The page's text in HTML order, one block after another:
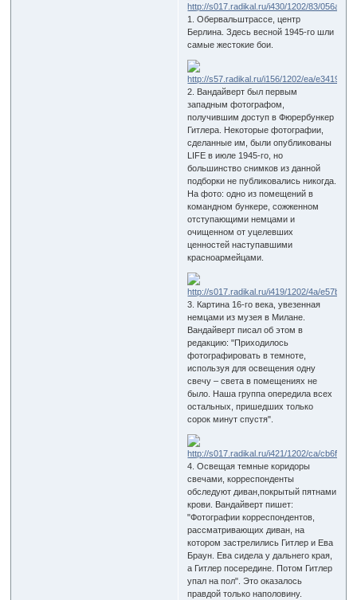
1. Обервальштрассе, центр
Берлина. Здесь весной 1945-го шли
самые жестокие бои.
2. Вандайверт был первым
западным фотографом,
получившим доступ в Фюрербункер
Гитлера. Некоторые фотографии,
сделанные им, были опубликованы
LIFE в июле 1945-го, но
большинство снимков из данной
подборки не публиковались никогда.
На фото: одно из помещений в
командном бункере, сожженном
отступающими немцами и
очищенном от уцелевших
ценностей наступавшими
красноармейцами.
3. Картина 16-го века, увезенная
немцами из музея в Милане.
Вандайверт писал об этом в
редакцию: "Приходилось
фотографировать в темноте,
используя для освещения одну
свечу – света в помещениях не
было. Наша группа опередила всех
остальных, пришедших только
сорок минут спустя".
4. Освещая темные коридоры
свечами, корреспонденты
обследуют диван,покрытый пятнами
крови. Вандайверт пишет:
"Фотографии корреспондентов,
рассматривающих диван, на
котором застрелились Гитлер и Ева
Браун. Ева сидела у дальнего края,
а Гитлер посередине. Потом Гитлер
упал на пол". Это оказалось
правдой только наполовину.